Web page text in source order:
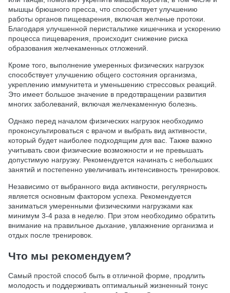
мышцы брюшного пресса, что способствует улучшению
работы органов пищеварения, включая желчные протоки.
Благодаря улучшенной перистальтике кишечника и ускорению
процесса пищеварения, происходит снижение риска
образования желчекаменных отложений.
Кроме того, выполнение умеренных физических нагрузок
способствует улучшению общего состояния организма,
укреплению иммунитета и уменьшению стрессовых реакций.
Это имеет большое значение в предотвращении развития
многих заболеваний, включая желчекаменную болезнь.
Однако перед началом физических нагрузок необходимо
проконсультироваться с врачом и выбрать вид активности,
который будет наиболее подходящим для вас. Также важно
учитывать свои физические возможности и не превышать
допустимую нагрузку. Рекомендуется начинать с небольших
занятий и постепенно увеличивать интенсивность тренировок.
Независимо от выбранного вида активности, регулярность
является основным фактором успеха. Рекомендуется
заниматься умеренными физическими нагрузками как
минимум 3-4 раза в неделю. При этом необходимо обратить
внимание на правильное дыхание, увлажнение организма и
отдых после тренировок.
Что мы рекомендуем?
Самый простой способ быть в отличной форме, продлить
молодость и поддерживать оптимальный жизненный тонус